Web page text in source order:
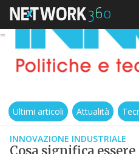
Ultimi articoli Attualità
INNOVAZIONE INDUSTRIALE
Cosa significa